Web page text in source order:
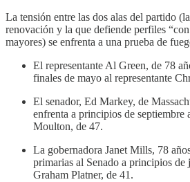
La tensión entre las dos alas del partido
renovación y la que defiende perfiles
mayores) se enfrenta a una prueba de
El representante Al Green, de 78
finales de mayo al representante
El senador, Ed Markey, de
enfrenta a principios de septiembre
Moulton, de 47.
La gobernadora Janet Mills, 78
primarias al Senado a principios de
Graham Platner, de 41.